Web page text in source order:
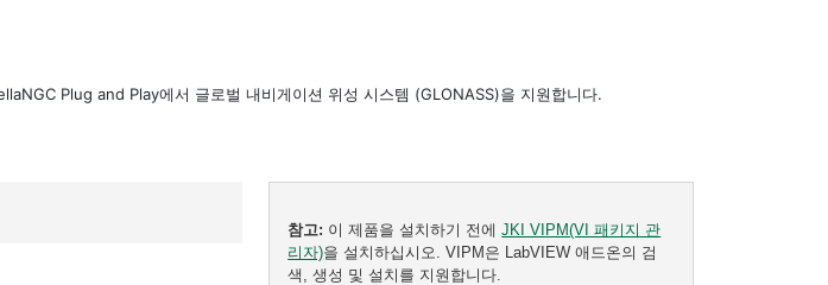
Plug and Play에서 글로벌 내비게이션 위성 시스템 (GLONASS)을 지원합니다.
참고: 이 제품을 설치하기 전에JKI VIPM(VI 패키지 관
리자)을 설치하십시오. VIPM은 LabVIEW 애드온의 검
색, 생성 및 설치를 지원합니다.